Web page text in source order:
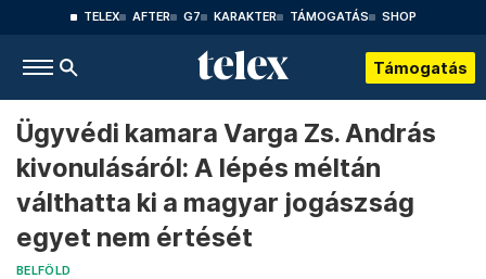
TELEX AFTER G7 KARAKTER TÁMOGATÁS SHOP
Támogatás
Ügyvédi kamara Varga Zs. András
kivonulásáról: A lépés méltán
válthatta ki a magyar jogászság
egyet nem értését
BELFÖLD